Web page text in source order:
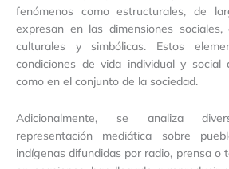
fenómenos como estructurales, de
expresan en las dimensiones sociales,
culturales y simbólicas. Estos
condiciones de vida individual y social
como en el conjunto de la sociedad.
Adicionalmente, se analiza
representación mediática sobre
indígenas difundidas por radio, prensa o